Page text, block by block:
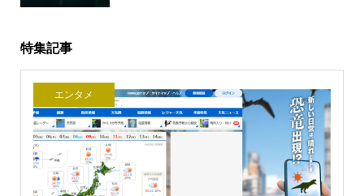
特集記事
エンタメ